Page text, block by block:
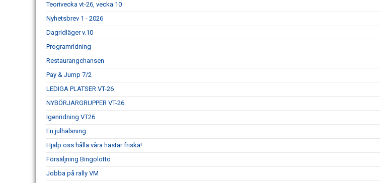
Teorivecka vt-26, vecka 10
Nyhetsbrev 1 - 2026
Dagridläger v.10
Programridning
Restaurangchansen
Pay & Jump 7/2
LEDIGA PLATSER VT-26
NYBÖRJARGRUPPER VT-26
Igenridning VT26
En julhälsning
Hjälp oss hålla våra hästar friska!
Försäljning Bingolotto
Jobba på rally VM